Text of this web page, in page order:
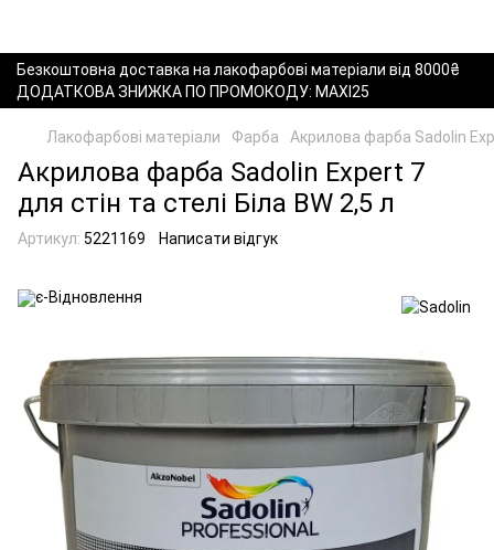
Безкоштовна доставка на лакофарбові матеріали від 8000₴
ДОДАТКОВА ЗНИЖКА ПО ПРОМОКОДУ: MAXI25
Лакофарбові матеріали Фарба Акрилова фарба Sadolin
Акрилова фарба Sadolin Expert 7
для стін та стелі Біла BW 2,5 л
Артикул: 5221169 Написати відгук